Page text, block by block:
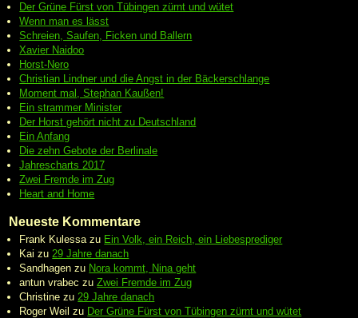
Der Grüne Fürst von Tübingen zürnt und wütet
Wenn man es lässt
Schreien, Saufen, Ficken und Ballern
Xavier Naidoo
Horst-Nero
Christian Lindner und die Angst in der Bäckerschlange
Moment mal, Stephan Kaußen!
Ein strammer Minister
Der Horst gehört nicht zu Deutschland
Ein Anfang
Die zehn Gebote der Berlinale
Jahrescharts 2017
Zwei Fremde im Zug
Heart and Home
Neueste Kommentare
Frank Kulessa zu Ein Volk, ein Reich, ein Liebesprediger
Kai zu 29 Jahre danach
Sandhagen zu Nora kommt, Nina geht
antun vrabec zuZwei Fremde im Zug
Christine zu 29 Jahre danach
Roger Weil zu Der Grüne Fürst von Tübingen zürnt und wütet